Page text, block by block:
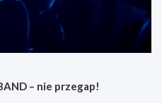
– nie przegap!